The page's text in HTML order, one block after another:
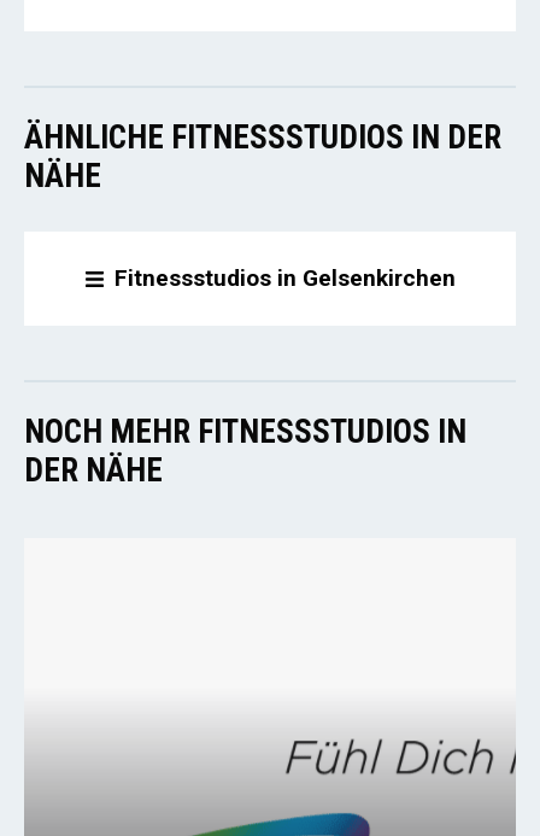
ÄHNLICHE FITNESSSTUDIOS IN DER
NÄHE
Fitnessstudios in Gelsenkirchen
NOCH MEHR FITNESSSTUDIOS IN
DER NÄHE